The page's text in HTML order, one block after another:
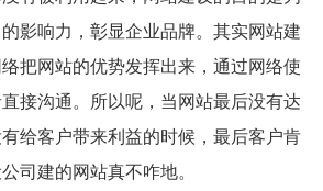
影响力，彰显企业品牌。其实网站建
把网站的优势发挥出来，通过网络使
接沟通。所以呢，当网站最后没有达
给客户带来利益的时候，最后客户肯
司建的网站真不咋地。